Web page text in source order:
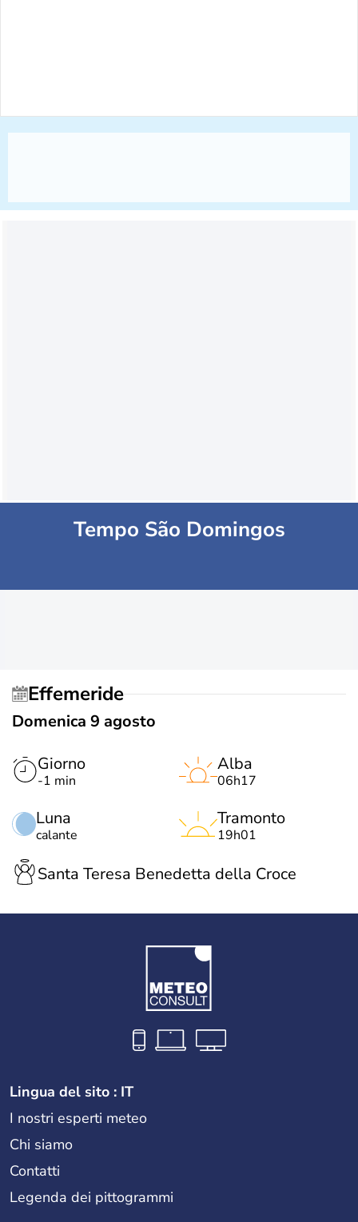
Tempo São Domingos
Effemeride
Domenica 9 agosto
Giorno
-1 min
Luna
calante
Alba
06h17
Tramonto
19h01
Santa Teresa Benedetta della Croce
Lingua del sito : IT
I nostri esperti meteo
Chi siamo
Contatti
Legenda dei pittogrammi